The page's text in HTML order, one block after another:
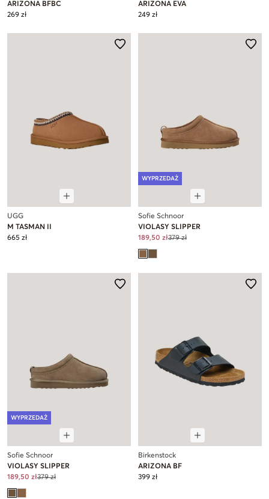
ARIZONA BFBC
269 zł
ARIZONA EVA
249 zł
UGG
M TASMAN II
665 zł
WYPRZEDAŻ
Sofie Schnoor
VIOLASY SLIPPER
189,50 zł379 zł
WYPRZEDAŻ
Sofie Schnoor
VIOLASY SLIPPER
189,50 zł379 zł
Birkenstock
ARIZONA BF
399 zł